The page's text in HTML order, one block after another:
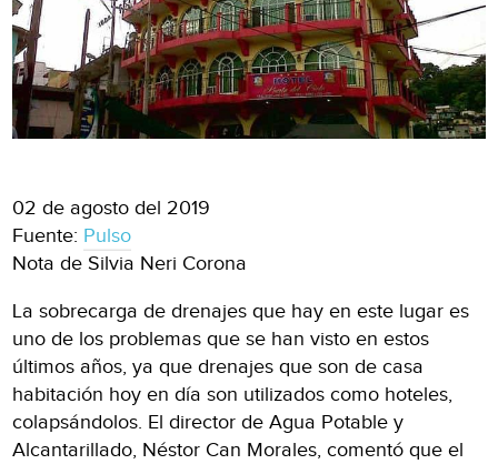
02 de agosto del 2019
Fuente: Pulso
Nota de Silvia Neri Corona
La sobrecarga de drenajes que hay en este lugar es
uno de los problemas que se han visto en estos
últimos años, ya que drenajes que son de casa
habitación hoy en día son utilizados como hoteles,
colapsándolos. El director de Agua Potable y
Alcantarillado, Néstor Can Morales, comentó que el